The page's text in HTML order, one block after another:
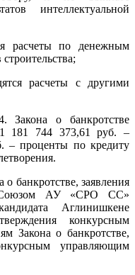
интеллектуальной
расчеты по денежным
расчеты с другими
о банкротстве
1 181 744 373,61 руб. –
– проценты по кредиту
банкротстве, заявления
Союзом АУ «СРО СС»
Аглинишкене
конкурсным
Закона о банкротстве,
управляющим